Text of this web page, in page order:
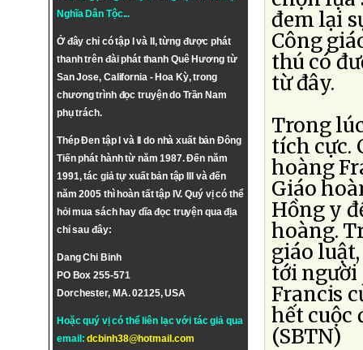
Nghĩa Dân Tộc...
Ở đây chỉ có tập I và II, từng được phát
thanh trên đài phát thanh Quê Hương từ
San Jose, California - Hoa Kỳ, trong
chương trình đọc truyện do Trần Nam
phụ trách.
Thép Đen tập I và II do nhà xuất bản Đông
Tiến phát hành từ năm 1987. Đến năm
1991, tác giả tự xuất bản tập III và đến
năm 2005 thì hoàn tất tập IV. Quý vị có thể
hỏi mua sách hay dĩa đọc truyện qua địa
chỉ sau đây:
Dang Chi Binh
PO Box 255-571
Dorchester, MA. 02125, USA
Hoặc quý vị có thể liên lạc với tác giả qua
email:dcbinh38@hotmail.com
đem lại
Công
thú có
từ đây.
Trong
tích cực.
hoàng
Giáo
Hồng y
hoàng.
giáo
tới người
Francis
hết cuộc
(SBTN)